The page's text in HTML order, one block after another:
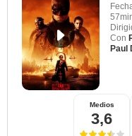
Con
Paul
Medios
3,6